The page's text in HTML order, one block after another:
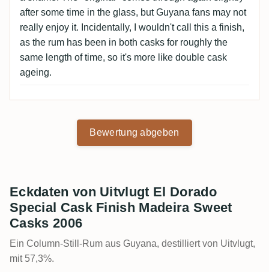
after some time in the glass, but Guyana fans may not
really enjoy it. Incidentally, I wouldn't call this a finish,
as the rum has been in both casks for roughly the
same length of time, so it's more like double cask
ageing.
Bewertung abgeben
Eckdaten von Uitvlugt El Dorado
Special Cask Finish Madeira Sweet
Casks 2006
Ein Column-Still-Rum aus Guyana, destilliert von Uitvlugt,
mit 57,3%.